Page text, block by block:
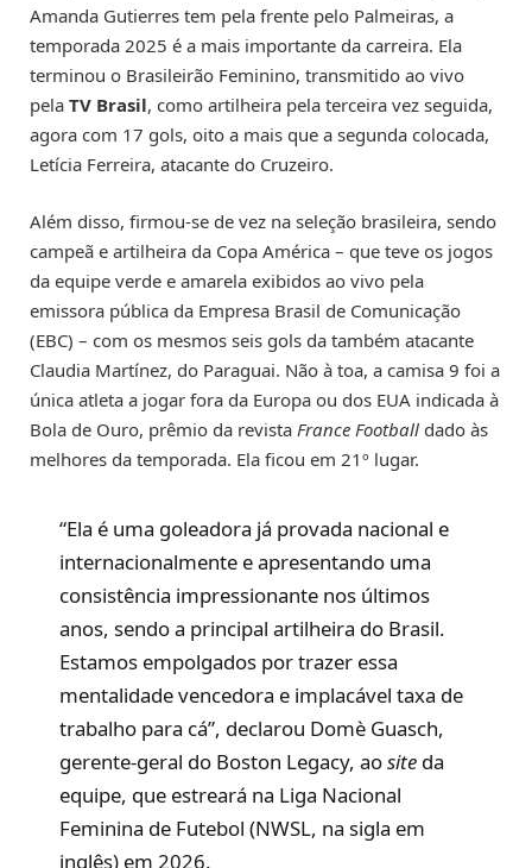
Amanda Gutierres tem pela frente pelo Palmeiras, a
temporada 2025 é a mais importante da carreira. Ela
terminou o Brasileirão Feminino, transmitido ao vivo
pela TV Brasil, como artilheira pela terceira vez seguida,
agora com 17 gols, oito a mais que a segunda colocada,
Letícia Ferreira, atacante do Cruzeiro.
Além disso, firmou-se de vez na seleção brasileira, sendo
campeã e artilheira da Copa América – que teve os jogos
da equipe verde e amarela exibidos ao vivo pela
emissora pública da Empresa Brasil de Comunicação
(EBC) – com os mesmos seis gols da também atacante
Claudia Martínez, do Paraguai. Não à toa, a camisa 9 foi a
única atleta a jogar fora da Europa ou dos EUA indicada à
Bola de Ouro, prêmio da revista France Football dado às
melhores da temporada. Ela ficou em 21º lugar.
“Ela é uma goleadora já provada nacional e
internacionalmente e apresentando uma
consistência impressionante nos últimos
anos, sendo a principal artilheira do Brasil.
Estamos empolgados por trazer essa
mentalidade vencedora e implacável taxa de
trabalho para cá”, declarou Domè Guasch,
gerente-geral do Boston Legacy, aosite da
equipe, que estreará na Liga Nacional
Feminina de Futebol (NWSL, na sigla em
inglês) em 2026.